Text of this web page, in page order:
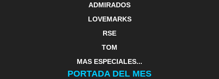
ADMIRADOS
LOVEMARKS
RSE
TOM
MAS ESPECIALES...
PORTADA DEL MES